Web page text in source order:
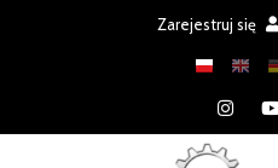
Zarejestruj się